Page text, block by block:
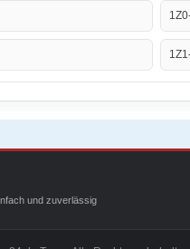
und zuverlässig